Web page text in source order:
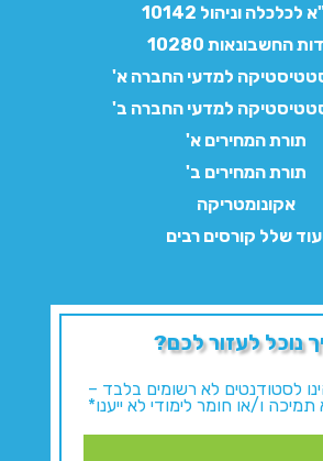
לכלכלה וניהול 10142
החשבונאות 10280
למדעי החברה א'
למדעי החברה ב'
תורת המחירים א'
תורת המחירים ב'
אקונומטריקה
שלל קורסים רבים
נוכל לעזור לכם?
לסטודנטים לא רשומים בלבד –
תמיכה ו/או חומר לימודי לא ייענו*